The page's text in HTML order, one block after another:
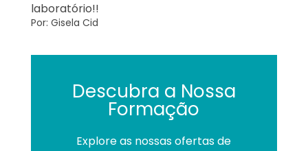
laboratório!!
Por: Gisela Cid
Descubra a Nossa
Formação
Explore as nossas ofertas de